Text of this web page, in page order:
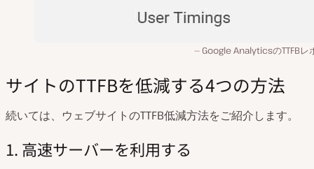
Google AnalyticsのTTFBレ
サイトのTTFBを低減する4つの方法
続いては、ウェブサイトのTTFB低減方法をご紹介します。
1. 高速サーバーを利用する